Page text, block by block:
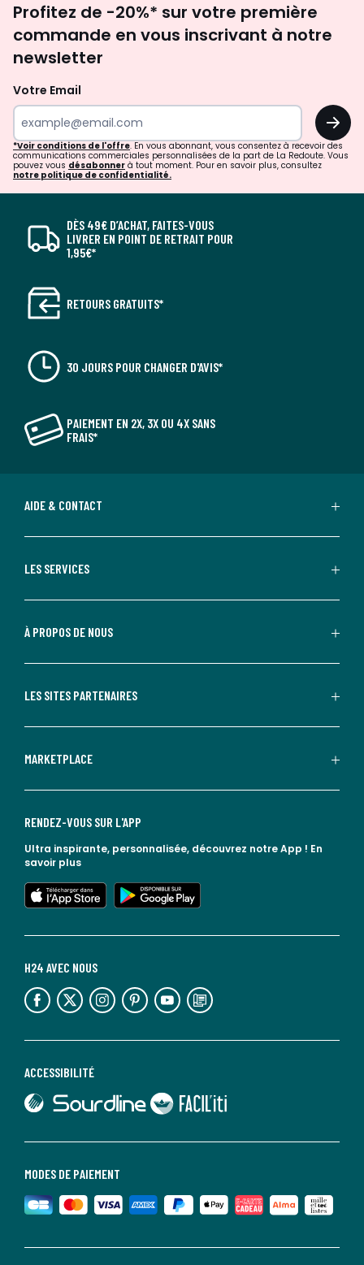
newsletter
Profitez de -20%* sur votre première
commande en vous inscrivant à notre
newsletter
Votre Email
OK
*Voir conditions de l'offre. En vous abonnant, vous consentez à recevoir des
communications commerciales personnalisées de la part de La Redoute. Vous
pouvez vous désabonner à tout moment. Pour en savoir plus, consultez
notre politique de confidentialité.
DÈS 49€ D’ACHAT, FAITES-VOUS
LIVRER EN POINT DE RETRAIT POUR
1,95€*
RETOURS GRATUITS*
30 JOURS POUR CHANGER D'AVIS*
PAIEMENT EN 2X, 3X OU 4X SANS
FRAIS*
AIDE & CONTACT
LES SERVICES
À PROPOS DE NOUS
LES SITES PARTENAIRES
MARKETPLACE
MODES DE PAIEMENT
ACCESSIBILITÉ
lien vers Sourdline
lien vers Faciliti
H24 AVEC NOUS
lien vers l'espace réseaux sociaux lien vers l'espace réseaux sociaux lien vers l'espace réseaux sociaux lien vers l'espace réseaux sociaux lien vers l'espace réseaux sociaux lien vers le blog la redoute
RENDEZ-VOUS SUR L'APP
Ultra inspirante, personnalisée, découvrez notre App ! En
savoir plus
lien vers l'app store
lien vers google play